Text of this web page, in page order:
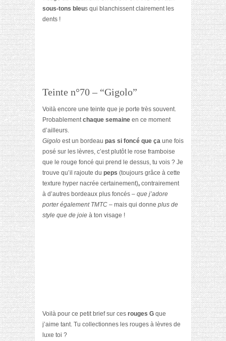
sous-tons bleus qui blanchissent clairement les
dents !
Teinte n°70 – “Gigolo”
Voilà encore une teinte que je porte très souvent.
Probablementchaque semaine en ce moment
d’ailleurs.
Gigolo est un bordeau pas si foncé que ça une fois
posé sur les lèvres, c’est plutôt le rose framboise
que le rouge foncé qui prend le dessus, tu vois ? Je
trouve qu’il rajoute du peps (toujours grâce à cette
texture hyper nacrée certainement), contrairement
à d’autres bordeaux plus foncés – que j’adore
porter également TMTC – mais qui donne plus de
style que de joie à ton visage !
Voilà pour ce petit brief sur ces rouges G que
j’aime tant. Tu collectionnes les rouges à lèvres de
luxe toi ?